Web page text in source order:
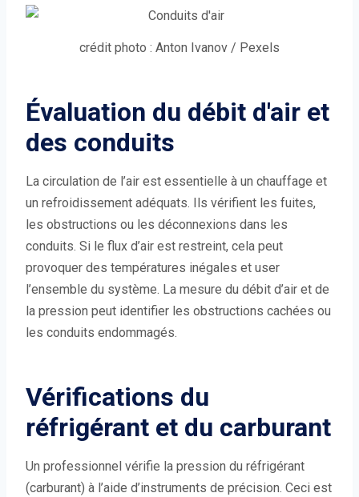
crédit photo : Anton Ivanov / Pexels
Évaluation du débit d'air et
des conduits
La circulation de l’air est essentielle à un chauffage et
un refroidissement adéquats. Ils vérifient les fuites,
les obstructions ou les déconnexions dans les
conduits. Si le flux d’air est restreint, cela peut
provoquer des températures inégales et user
l’ensemble du système. La mesure du débit d’air et de
la pression peut identifier les obstructions cachées ou
les conduits endommagés.
Vérifications du
réfrigérant et du carburant
Un professionnel vérifie la pression du réfrigérant
(carburant) à l’aide d’instruments de précision. Ceci est